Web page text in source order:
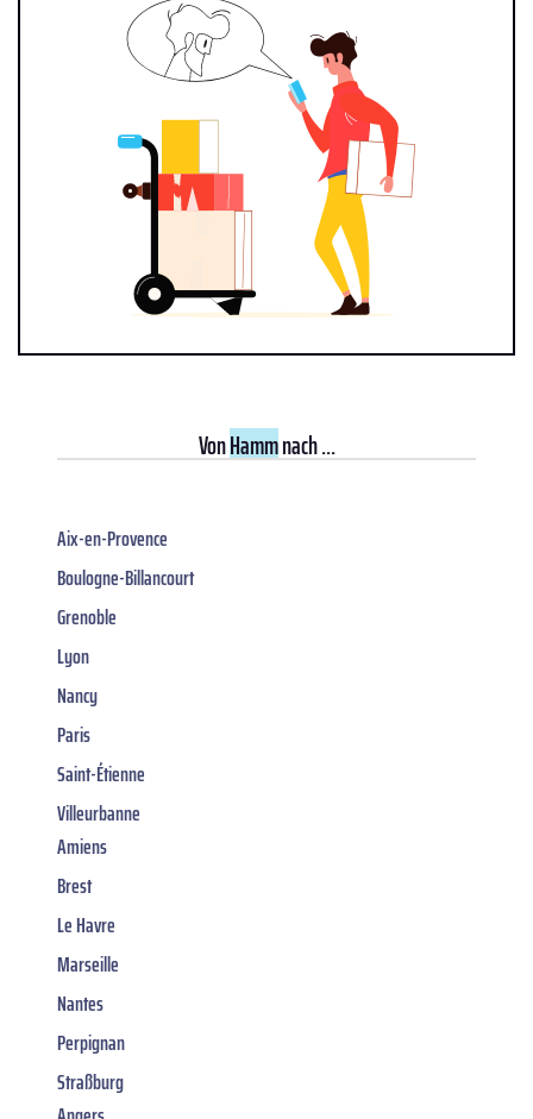
VonHammnach ...
Aix-en-Provence
Boulogne-Billancourt
Grenoble
Lyon
Nancy
Paris
Saint-Étienne
Villeurbanne
Amiens
Brest
Le Havre
Marseille
Nantes
Perpignan
Straßburg